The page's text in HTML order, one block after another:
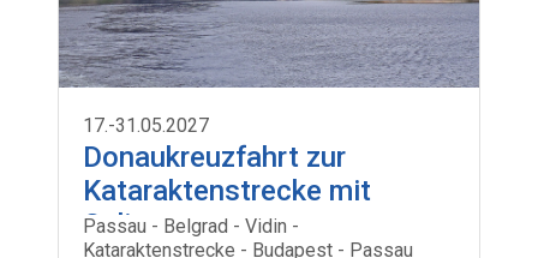
17.-31.05.2027
Donaukreuzfahrt zur
Kataraktenstrecke mit
Celina
Passau - Belgrad - Vidin -
Kataraktenstrecke - Budapest - Passau